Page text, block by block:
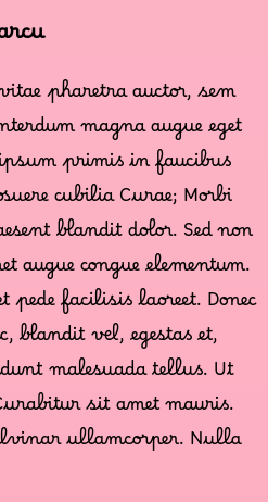
pharetra auctor, sem
magna augue eget
primis in faucibus
cubilia Curae; Morbi
blandit dolor. Sed non
congue elementum.
facilisis laoreet. Donec
blandit vel, egestas et,
malesuada tellus. Ut
sit amet mauris.
ullamcorper. Nulla